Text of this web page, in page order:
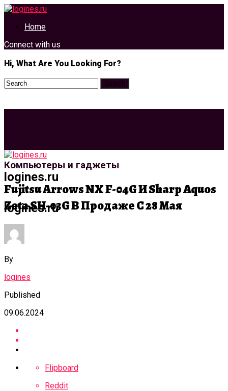
Home
Connect with us
Hi, What Are You Looking For?
logines.ru
logines.ru
Компьютеры и гаджеты
Fujitsu Arrows NX F-04G И Sharp Aquos
Zeta SH-03G В Продаже С 28 Мая
By
logines
Published
09.06.2024
Flipboard
Reddit